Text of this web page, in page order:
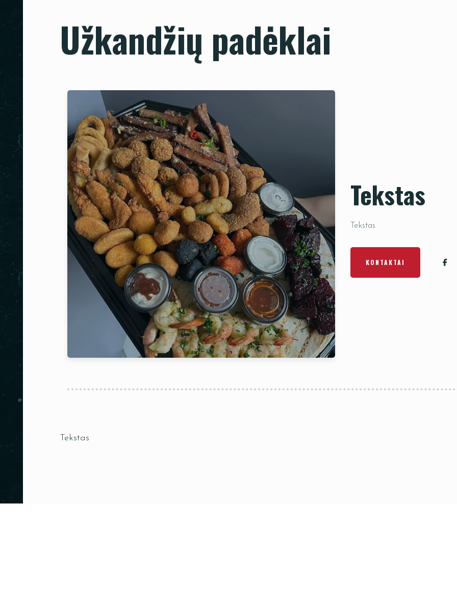
Užkandžių padėklai
Tekstas
Tekstas
KONTAKTAI
Tekstas